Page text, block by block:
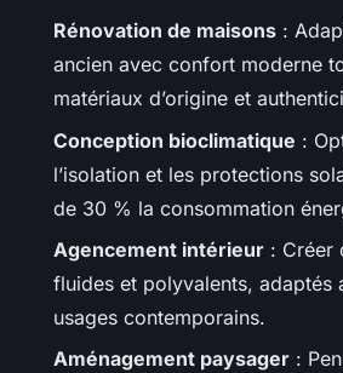
Rénovation de maisons :
ancien avec confort moderne
matériaux d’origine et
Conception bioclimatique :
l’isolation et les protections
de 30 % la consommation
Agencement intérieur : Créer
fluides et polyvalents, adaptés
usages contemporains.
Aménagement paysager :